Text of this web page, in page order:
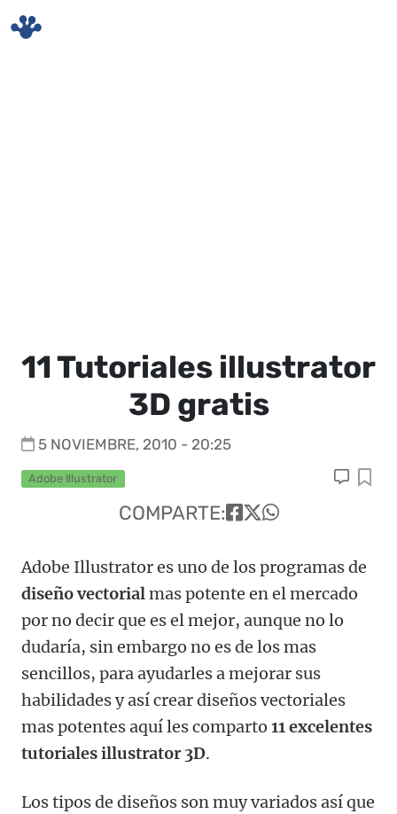
11 Tutoriales illustrator
3D gratis
5 NOVIEMBRE, 2010 - 20:25
Adobe Illustrator
COMPARTE:
Adobe Illustrator es uno de los programas de
diseño vectorialmas potente en el mercado
por no decir que es el mejor, aunque no lo
dudaría, sin embargo no es de los mas
sencillos, para ayudarles a mejorar sus
habilidades y así crear diseños vectoriales
mas potentes aquí les comparto 11 excelentes
tutoriales illustrator 3D.
Los tipos de diseños son muy variados así que